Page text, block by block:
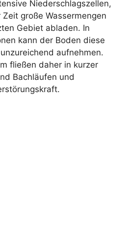
Niederschlagszellen,
große Wassermengen
Gebiet abladen. In
kann der Boden diese
aufnehmen.
fließen daher in kurzer
Bachläufen und